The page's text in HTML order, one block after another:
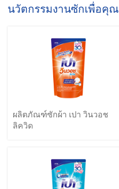
นวัตกรรมงานซักเพื่อคุณ
ผลิตภัณฑ์ซักผ้า เปา วินวอช
ลิควิด